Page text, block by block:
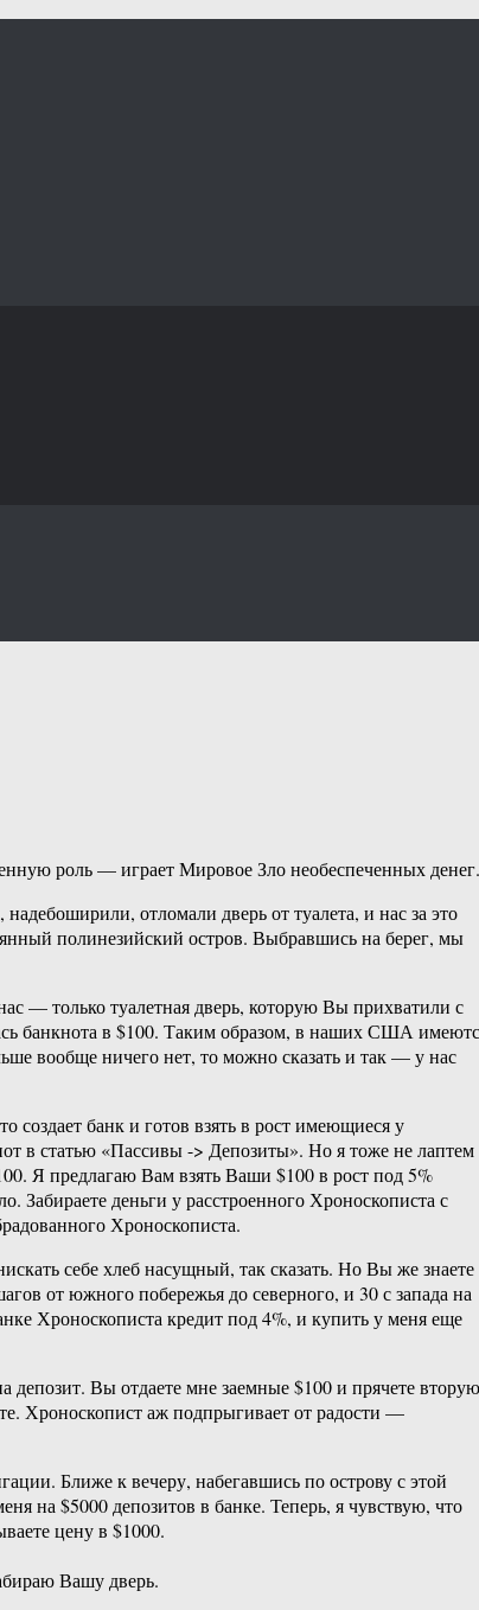
роль — играет Мировое Зло необеспеченных денег.
отломали дверь от туалета, и нас за это
полинезийский остров. Выбравшись на берег, мы
— только туалетная дверь, которую Вы прихватили с
банкнота в $100. Таким образом, в наших США
вообще ничего нет, то можно сказать и так — у нас
создает банк и готов взять в рост имеющиеся у
в статью «Пассивы -> Депозиты». Но я тоже не лаптем
Я предлагаю Вам взять Ваши $100 в рост под 5%
деньги у расстроенного Хроноскописта с
Хроноскописта.
себе хлеб насущный, так сказать. Но Вы же знаете
от южного побережья до северного, и 30 с запада на
Хроноскописта кредит под 4%, и купить у меня еще
Вы отдаете мне заемные $100 и прячете вторую
Хроноскопист аж подпрыгивает от радости —
Ближе к вечеру, набегавшись по острову с этой
на $5000 депозитов в банке. Теперь, я чувствую, что
цену в $1000.
Вашу дверь.